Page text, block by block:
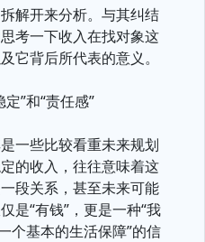
解开来分析。与其纠结
考一下收入在找对象这
它背后所代表的意义。
”和“责任感”
一些比较看重未来规划
的收入，往往意味着这
段关系，甚至未来可能
是“有钱”，更是一种“我
个基本的生活保障”的信